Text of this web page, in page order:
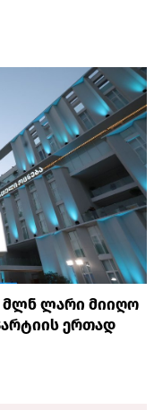
მლნ ლარი მიიღო
ერთად